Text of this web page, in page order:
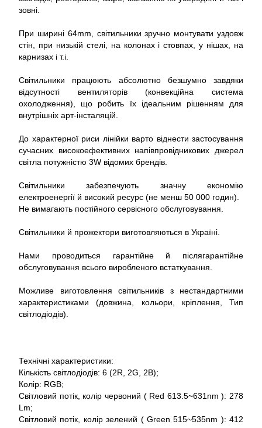
зовні.
При ширині 64mm, світильники зручно монтувати уздовж
стін, при низькій стелі, на колонах і стовпах, у нішах, на
карнизах і т.і.
Світильники працюють абсолютно безшумно завдяки
відсутності вентиляторів (конвекційна система
охолодження), що робить їх ідеальним рішенням для
внутрішніх арт-інсталяцій.
До характерної риси лінійки варто віднести застосування
сучасних високоефективних напівпровідникових джерел
світла потужністю 3W відомих брендів.
Світильники забезпечують значну економію
електроенергії й високий ресурс (не менш 50 000 годин).
Не вимагають постійного сервісного обслуговування.
Світильники й прожектори виготовляються в Україні.
Нами проводиться гарантійне й післягарантійне
обслуговування всього виробленого встаткування.
Можливе виготовлення світильників з нестандартними
характеристиками (довжина, кольори, кріплення, Тип
світлодіодів).
Технічні характеристики:
Кількість світлодіодів: 6 (2R, 2G, 2B);
Колір: RGB;
Світловий потік, колір червоний ( Red 613.5~631nm ): 278
Lm;
Світловий потік, колір зелений ( Green 515~535nm ): 412